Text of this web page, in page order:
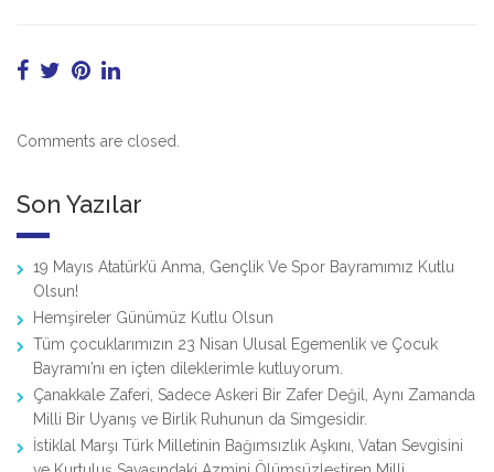
Comments are closed.
Son Yazılar
19 Mayıs Atatürk’ü Anma, Gençlik Ve Spor Bayramımız Kutlu
Olsun!
Hemşireler Günümüz Kutlu Olsun
Tüm çocuklarımızın 23 Nisan Ulusal Egemenlik ve Çocuk
Bayramı’nı en içten dileklerimle kutluyorum.
Çanakkale Zaferi, Sadece Askeri Bir Zafer Değil, Aynı Zamanda
Milli Bir Uyanış ve Birlik Ruhunun da Simgesidir.
İstiklal Marşı Türk Milletinin Bağımsızlık Aşkını, Vatan Sevgisini